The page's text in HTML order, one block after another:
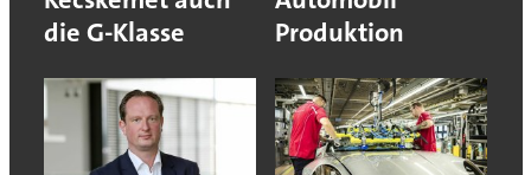
die G-Klasse
Produktion